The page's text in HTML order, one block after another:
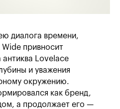
диалога времени,
привносит
антиква Lovelace
и уважения
окружению.
как бренд,
а продолжает его —